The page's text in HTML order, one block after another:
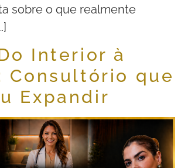
sobre o que realmente
Interior à
Consultório que
Expandir